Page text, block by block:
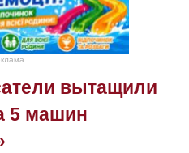
вытащили
5 машин